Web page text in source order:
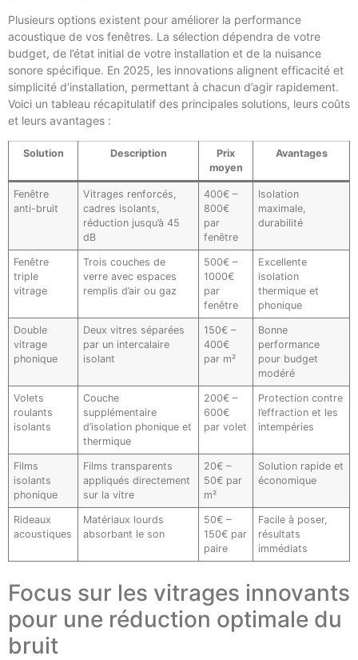
Plusieurs options existent pour améliorer la performance
acoustique de vos fenêtres. La sélection dépendra de votre
budget, de l’état initial de votre installation et de la nuisance
sonore spécifique. En 2025, les innovations alignent efficacité et
simplicité d’installation, permettant à chacun d’agir rapidement.
Voici un tableau récapitulatif des principales solutions, leurs coûts
et leurs avantages :
Solution Description
Prix
moyen
Avantages
Fenêtre
anti-bruit
Vitrages renforcés,
cadres isolants,
réduction jusqu’à 45
dB
400€ –
800€
par
fenêtre
Isolation
maximale,
durabilité
Fenêtre
triple
vitrage
Trois couches de
verre avec espaces
remplis d’air ou gaz
500€ –
1000€
par
fenêtre
Excellente
isolation
thermique et
phonique
Double
vitrage
phonique
Deux vitres séparées
par un intercalaire
isolant
150€ –
400€
par m²
Bonne
performance
pour budget
modéré
Volets
roulants
isolants
Couche
supplémentaire
d’isolation phonique et
thermique
200€ –
600€
par volet
Protection contre
l’effraction et les
intempéries
Films
isolants
phonique
Films transparents
appliqués directement
sur la vitre
20€ –
50€ par
m²
Solution rapide et
économique
Rideaux
acoustiques
Matériaux lourds
absorbant le son
50€ –
150€ par
paire
Facile à poser,
résultats
immédiats
Focus sur les vitrages innovants
pour une réduction optimale du
bruit